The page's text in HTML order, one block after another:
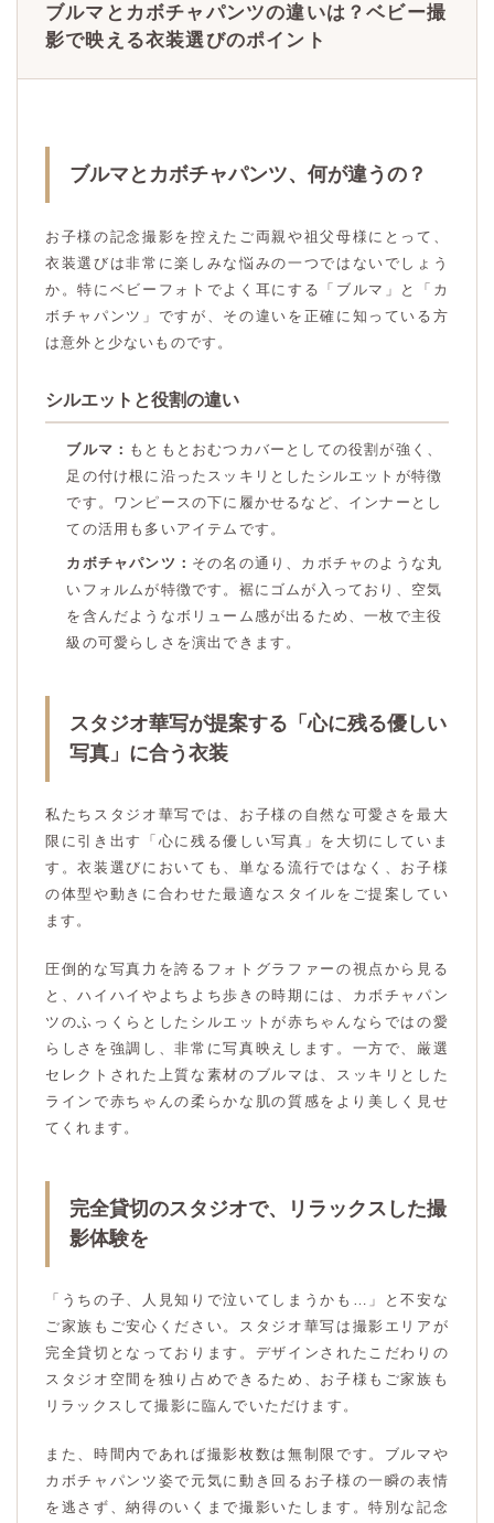
ブルマとカボチャパンツの違いは？ベビー撮
影で映える衣装選びのポイント
ブルマとカボチャパンツ、何が違うの？
お子様の記念撮影を控えたご両親や祖父母様にとって、
衣装選びは非常に楽しみな悩みの一つではないでしょう
か。特にベビーフォトでよく耳にする「ブルマ」と「カ
ボチャパンツ」ですが、その違いを正確に知っている方
は意外と少ないものです。
シルエットと役割の違い
ブルマ： もともとおむつカバーとしての役割が強く、
足の付け根に沿ったスッキリとしたシルエットが特徴
です。ワンピースの下に履かせるなど、インナーとし
ての活用も多いアイテムです。
カボチャパンツ： その名の通り、カボチャのような丸
いフォルムが特徴です。裾にゴムが入っており、空気
を含んだようなボリューム感が出るため、一枚で主役
級の可愛らしさを演出できます。
スタジオ華写が提案する「心に残る優しい
写真」に合う衣装
私たちスタジオ華写では、お子様の自然な可愛さを最大
限に引き出す「心に残る優しい写真」を大切にしていま
す。衣装選びにおいても、単なる流行ではなく、お子様
の体型や動きに合わせた最適なスタイルをご提案してい
ます。
圧倒的な写真力を誇るフォトグラファーの視点から見る
と、ハイハイやよちよち歩きの時期には、カボチャパン
ツのふっくらとしたシルエットが赤ちゃんならではの愛
らしさを強調し、非常に写真映えします。一方で、厳選
セレクトされた上質な素材のブルマは、スッキリとした
ラインで赤ちゃんの柔らかな肌の質感をより美しく見せ
てくれます。
完全貸切のスタジオで、リラックスした撮
影体験を
「うちの子、人見知りで泣いてしまうかも…」と不安な
ご家族もご安心ください。スタジオ華写は撮影エリアが
完全貸切となっております。デザインされたこだわりの
スタジオ空間を独り占めできるため、お子様もご家族も
リラックスして撮影に臨んでいただけます。
また、時間内であれば撮影枚数は無制限です。ブルマや
カボチャパンツ姿で元気に動き回るお子様の一瞬の表情
を逃さず、納得のいくまで撮影いたします。特別な記念